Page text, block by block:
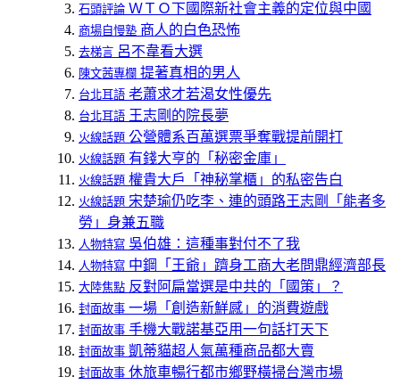
石頭評論 ＷＴＯ下國際新社會主義的定位與中國
商場自慢塾 商人的白色恐怖
去梯言 呂不韋看大選
陳文茜專欄 提著真相的男人
台北耳語 老蕭求才若渴女性優先
台北耳語 王志剛的院長夢
火線話題 公營體系百萬選票爭奪戰提前開打
火線話題 有錢大亨的「秘密金庫」
火線話題 權貴大戶「神秘掌櫃」的私密告白
火線話題 宋楚瑜仍吃李、連的頭路王志剛「能者多
勞」身兼五職
人物特寫 吳伯雄：這種事對付不了我
人物特寫 中鋼「王爺」躋身工商大老問鼎經濟部長
大陸焦點 反對阿扁當選是中共的「國策」？
封面故事 一場「創造新鮮感」的消費遊戲
封面故事 手機大戰諾基亞用一句話打天下
封面故事 凱蒂貓超人氣萬種商品都大賣
封面故事 休旅車暢行都市鄉野橫掃台灣市場